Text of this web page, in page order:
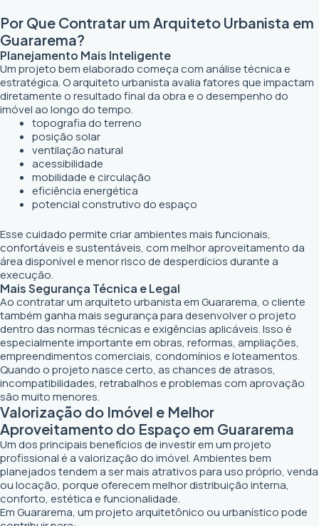
Por Que Contratar um Arquiteto Urbanista em
Guararema?
Planejamento Mais Inteligente
Um projeto bem elaborado começa com análise técnica e
estratégica. O arquiteto urbanista avalia fatores que impactam
diretamente o resultado final da obra e o desempenho do
imóvel ao longo do tempo.
topografia do terreno
posição solar
ventilação natural
acessibilidade
mobilidade e circulação
eficiência energética
potencial construtivo do espaço
Esse cuidado permite criar ambientes mais funcionais,
confortáveis e sustentáveis, com melhor aproveitamento da
área disponível e menor risco de desperdícios durante a
execução.
Mais Segurança Técnica e Legal
Ao contratar um arquiteto urbanista em Guararema, o cliente
também ganha mais segurança para desenvolver o projeto
dentro das normas técnicas e exigências aplicáveis. Isso é
especialmente importante em obras, reformas, ampliações,
empreendimentos comerciais, condomínios e loteamentos.
Quando o projeto nasce certo, as chances de atrasos,
incompatibilidades, retrabalhos e problemas com aprovação
são muito menores.
Valorização do Imóvel e Melhor
Aproveitamento do Espaço em Guararema
Um dos principais benefícios de investir em um projeto
profissional é a valorização do imóvel. Ambientes bem
planejados tendem a ser mais atrativos para uso próprio, venda
ou locação, porque oferecem melhor distribuição interna,
conforto, estética e funcionalidade.
Em Guararema, um projeto arquitetônico ou urbanístico pode